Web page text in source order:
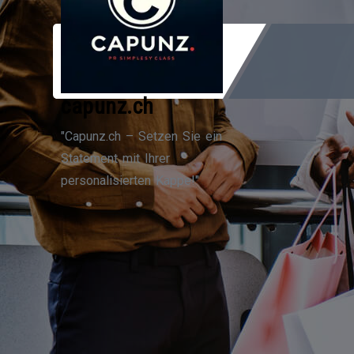
Zum
Inhalt
capunz.ch
"Capunz.ch – Setzen Sie ein
Statement mit Ihrer
personalisierten Kappe!"